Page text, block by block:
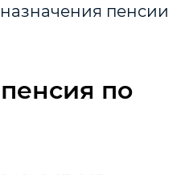
пенсии
по